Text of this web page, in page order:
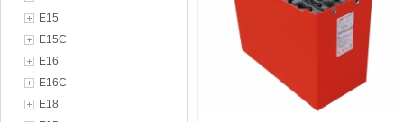
E15
E15C
E16
E16C
E18